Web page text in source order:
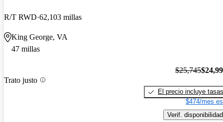
R/T RWD 62,103 millas
King George, VA
47 millas
Trato justo
$25,745
El precio incluye tasas
$474/mes
Verif. disponibilidad